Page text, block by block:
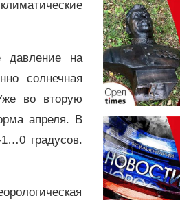
давление на
солнечная
во вторую
апреля. В
градусов.